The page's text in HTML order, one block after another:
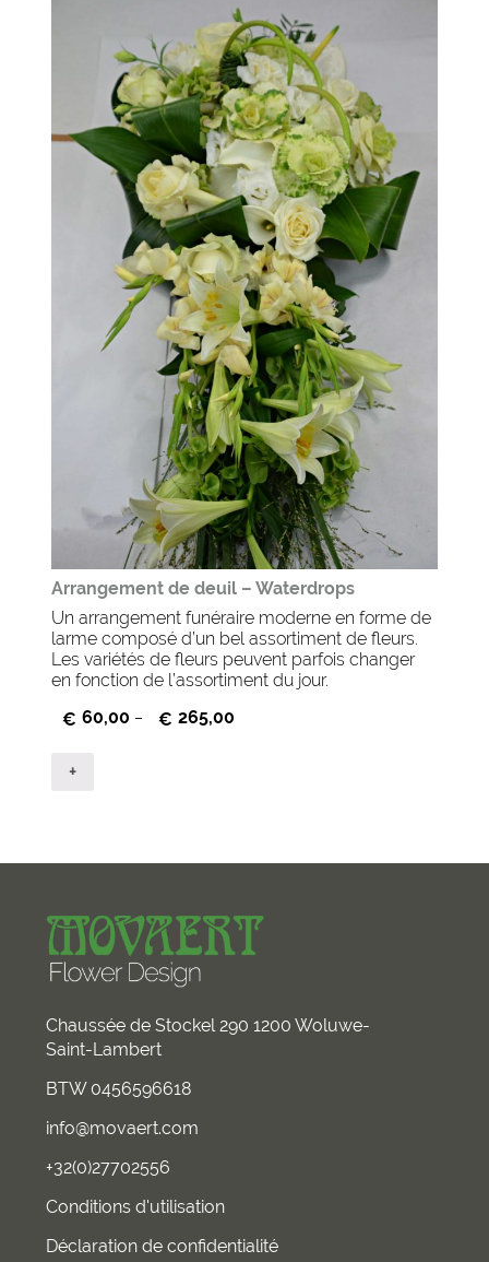
Arrangement de deuil – Waterdrops
Un arrangement funéraire moderne en forme de
larme composé d’un bel assortiment de fleurs.
Les variétés de fleurs peuvent parfois changer
en fonction de l’assortiment du jour.
€ 60,00 – € 265,00
+
Chaussée de Stockel 290 1200 Woluwe-
Saint-Lambert
BTW 0456596618
info@movaert.com
+32(0)27702556
Conditions d'utilisation
Déclaration de confidentialité